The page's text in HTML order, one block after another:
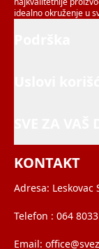
idealno okruženje u
KONTAKT
Adresa: Leskovac
Telefon : 064
Email: